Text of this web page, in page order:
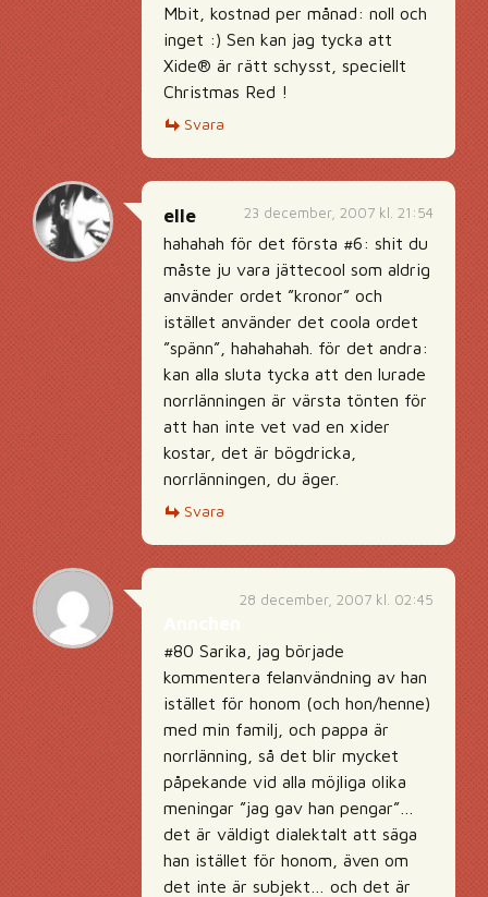
Mbit, kostnad per månad: noll och
inget :) Sen kan jag tycka att
Xide® är rätt schysst, speciellt
Christmas Red !
Svara
23 december, 2007 kl. 21:54
elle
hahahah för det första #6: shit du
måste ju vara jättecool som aldrig
använder ordet ”kronor” och
istället använder det coola ordet
”spänn”, hahahahah. för det andra:
kan alla sluta tycka att den lurade
norrlänningen är värsta tönten för
att han inte vet vad en xider
kostar, det är bögdricka,
norrlänningen, du äger.
Svara
28 december, 2007 kl. 02:45
#80 Sarika, jag började
kommentera felanvändning av han
istället för honom (och hon/henne)
med min familj, och pappa är
norrlänning, så det blir mycket
påpekande vid alla möjliga olika
meningar ”jag gav han pengar”…
det är väldigt dialektalt att säga
han istället för honom, även om
det inte är subjekt… och det är